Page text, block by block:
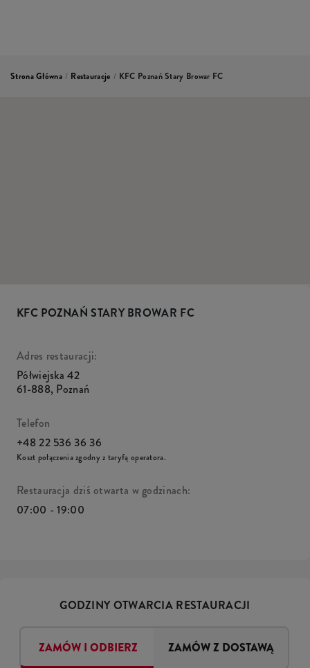
Strona Główna / Restauracje / KFC Poznań Stary Browar FC
KFC POZNAŃ STARY BROWAR FC
Adres restauracji:
Półwiejska 42
61-888, Poznań
Telefon
+48 22 536 36 36
Koszt połączenia zgodny z taryfą operatora.
Restauracja dziś otwarta w godzinach:
07:00 - 19:00
GODZINY OTWARCIA RESTAURACJI
ZAMÓW I ODBIERZ ZAMÓW Z DOSTAWĄ